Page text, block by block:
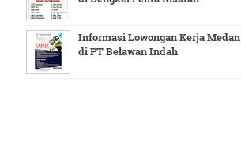
Informasi Lowongan Kerja Medan
di PT Belawan Indah